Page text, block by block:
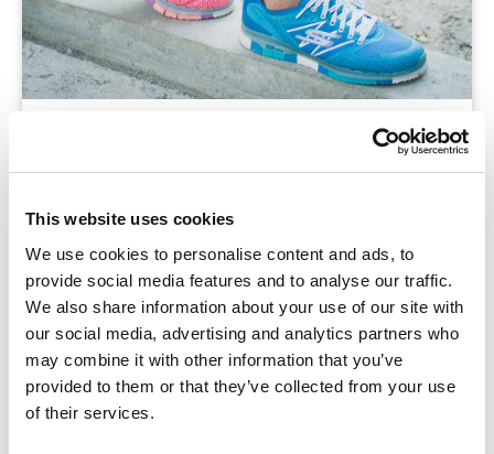
This website uses cookies
We use cookies to personalise content and ads, to
provide social media features and to analyse our traffic.
We also share information about your use of our site with
our social media, advertising and analytics partners who
may combine it with other information that you’ve
provided to them or that they’ve collected from your use
of their services.
Het liefst wil je iedere leerling zo goed mogelijk
begeleiden, maar in de praktijk is daar nooit
voldoende tijd voor. Toch zijn er verschillende
manieren